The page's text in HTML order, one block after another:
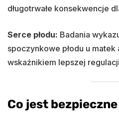
długotrwałe konsekwencje
Serce płodu: Badania
spoczynkowe płodu u
wskaźnikiem lepszej
Co jest bezpieczne